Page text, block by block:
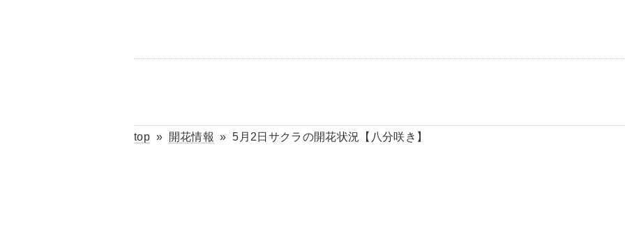
top» 開花情報 »5月2日サクラの開花状況【八分咲き】